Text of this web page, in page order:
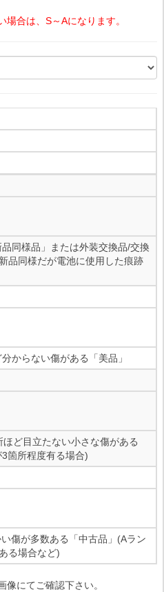
合は、S～Aになります。
同様品」または外装交換品/交換
品同様だが電池に使用した痕跡
からない傷がある「美品」
ど目立たない小さな傷がある
3箇所程度有る場合)
傷が多数ある「中古品」(Aラン
る場合など)
にてご確認下さい。